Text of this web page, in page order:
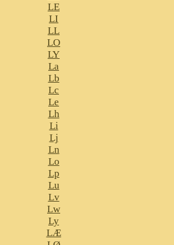
LE
LI
LL
LO
LY
La
Lb
Lc
Le
Lh
Li
Lj
Ln
Lo
Lp
Lu
Lv
Lw
Ly
LÆ